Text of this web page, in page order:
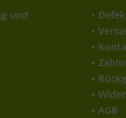
und
AGB